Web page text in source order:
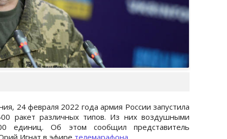
24 февраля 2022 года армия России запустила
ракет различных типов. Из них воздушными
единиц. Об этом сообщил представитель
Игнат в эфире телемарафона